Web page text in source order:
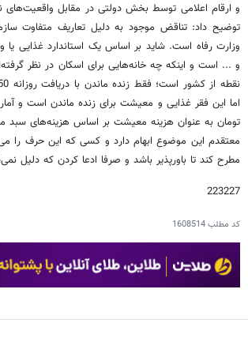
و ارقام اعلامی توسط بخش دولتی در مقابل واقعیت‌های
توضیح داد: تناقض موجود به دلیل تعاریف متفاوت
وزارت رفاه است. شاید بر اساس یک استاندارد غذایی یا
و ... است و اینکه چه خانه‌هایی برای اسکان در نظر
تومان به عنوان هزینه معیشت بر اساس هزینه‌های
معتقدم این موضوع ابهام دارد و کسی که این حرف را
مطرح کند تا باورپذیر باشد و صرفا ادعا کردن که دلیل
223227
کد مطلب1608514